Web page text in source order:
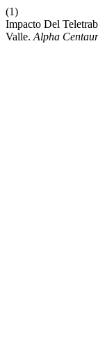
(1)
Impacto Del
Valle. Alpha